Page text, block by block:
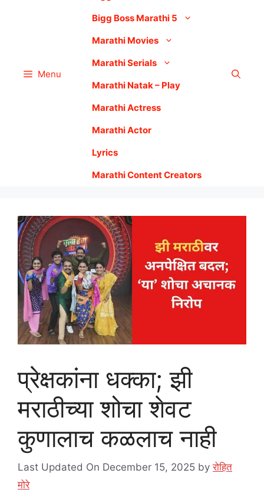
Menu
Bigg Boss Marathi 5
Marathi Movies
Marathi Serials
Marathi Natak – Play
Marathi Actress
Marathi Actor
Lyrics
Marathi Content Creators
प्रेक्षकांना धक्का; झी
मराठीच्या शोचा शेवट
कुणालाच कळलाच नाही
Last Updated On December 15, 2025 byरोहित
मोरे